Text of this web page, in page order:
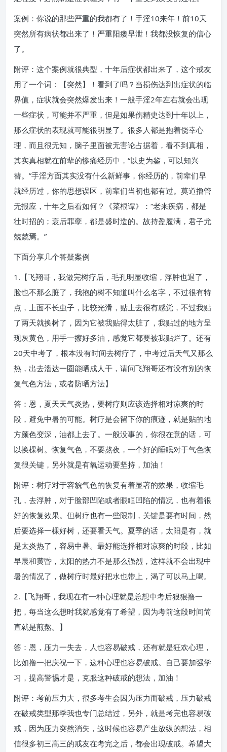
案例：你说的那些严重的我都有了！手淫10来年！前10天
突然所有病状都出来了！严重阳痿早泄！我都没恢复的信心
了。
附评：这个案例就很典型，十年后症状都出来了，这个戒友
用了一个词：【突然】！看到了吗？当损伤达到出症状的临
界值，症状就会突然爆发出来！一般手淫2年左右就会出现
一些症状，可能并不严重，但是如果伤精史达到十年以上，
那么症状的表现就可能很明显了。很多人都是抱着侥幸心
理，而且很无知，脑子里面被无害论占据着，看不到真相，
其实真相就在前辈的惨痛经历中，“以史为鉴，可以知兴
替。”手淫方面其实没有什么新鲜事，你经历的，前辈们早
就经历过，你的思想误区，前辈们当初也都有过。莫道撸管
无报应，十年之后看如何？《菜根谭》：“老来疾病，都是
壮时招的；衰后罪孽，都是盛时造的。故持盈履满，君子尤
兢兢焉。”
下面分享几个答疑案例
1.【飞翔哥，我做完树疗后，毛孔明显收缩，浮肿也退了，
脸也不那么脏了，我抱的树不知道叫什么名字，不过很有特
点，上面不长虫子，比较光滑，贴上去很有感觉，不过我贴
了两天就换树了，因为它被我贴得太脏了，我贴过的地方呈
现灰黄色，用手一擦好多油，感觉它都要被我贴烂了。还有
20天中考了，根本没有时间去树疗了，中考过后天气又那么
热，出去溜达一圈能晒成人干，请问飞翔哥还有没有别的恢
复气色方法，或者防晒方法】
答：恩，夏天天气炎热，要树疗则应该选择相对凉爽的时
段，避免中暑的可能。树疗是会留下你的痕迹，就是贴的地
方颜色变深，油都上去了。一般没事的，你很在意的话，可
以换棵树。恢复气色，不要熬夜，一个好的睡眠对于气色恢
复很关键，另外就是有氧运动要坚持，加油！
附评：树疗对于容貌气色的恢复有着显著的效果，收缩毛
孔，去浮肿，对于脸部凹陷或者眼眶凹陷的情况，也有着很
好的恢复效果。但树疗也有一些限制，关键是要有时间，然
后要选择一棵好树，还要看天气。夏季的话，太阳是有，就
是太炎热了，容易中暑。最好能选择相对凉爽的时段，比如
早晨和黄昏，太阳的热力不是那么强烈，这样就不会出现中
暑的情况了，做树疗时最好把水也带上，渴了可以马上喝。
2.【飞翔哥，我现在有一种心理就是总想中考后狠狠撸一
把，每当这么想时我就感觉有了希望，因为考前这段时间简
直就是煎熬。】
答：恩，压力一失去，人也容易破戒，还有就是狂欢心理，
比如撸一把庆祝一下，这种心理也容易破戒。自己要加强学
习，提高警惕才是，克服这种破戒的想法，加油！
附评：考前压力大，很多考生会因为压力而破戒，压力破戒
在破戒类型那季我也专门总结过，另外，就是考完也容易破
戒，因为压力突然消失，这时候也容易产生放纵的想法，相
信很多初三高三的戒友在考完之后，都会出现破戒。希望大